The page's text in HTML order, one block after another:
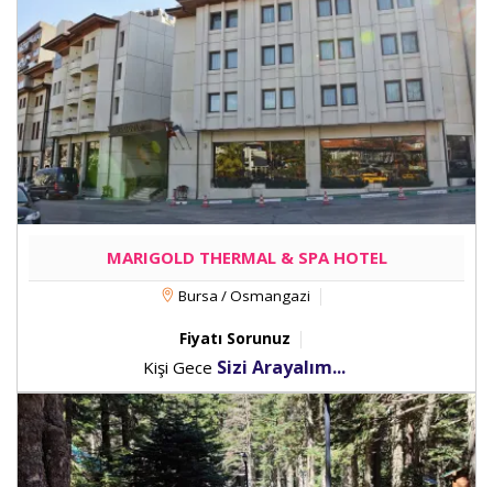
MARIGOLD THERMAL & SPA HOTEL
Bursa / Osmangazi
Fiyatı Sorunuz
Kişi Gece Sizi Arayalım...